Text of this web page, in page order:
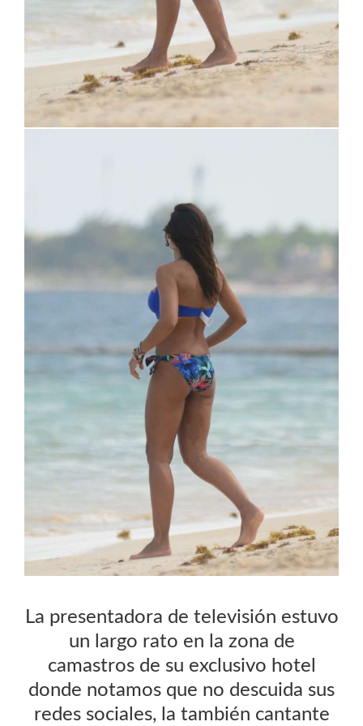
La presentadora de televisión estuvo
un largo rato en la zona de
camastros de su exclusivo hotel
donde notamos que no descuida sus
redes sociales, la también cantante